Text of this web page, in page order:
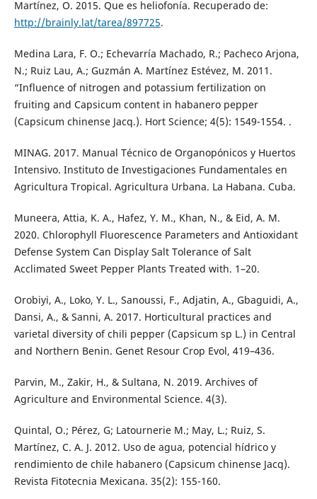
Martínez, O. 2015. Que es heliofonía. Recuperado de:
http://brainly.lat/tarea/897725.
Medina Lara, F. O.; Echevarría Machado, R.; Pacheco Arjona,
N.; Ruiz Lau, A.; Guzmán A. Martínez Estévez, M. 2011.
“Influence of nitrogen and potassium fertilization on
fruiting and Capsicum content in habanero pepper
(Capsicum chinense Jacq.). Hort Science; 4(5): 1549-1554. .
MINAG. 2017. Manual Técnico de Organopónicos y Huertos
Intensivo. Instituto de Investigaciones Fundamentales en
Agricultura Tropical. Agricultura Urbana. La Habana. Cuba.
Muneera, Attia, K. A., Hafez, Y. M., Khan, N., & Eid, A. M.
2020. Chlorophyll Fluorescence Parameters and Antioxidant
Defense System Can Display Salt Tolerance of Salt
Acclimated Sweet Pepper Plants Treated with. 1–20.
Orobiyi, A., Loko, Y. L., Sanoussi, F., Adjatin, A., Gbaguidi, A.,
Dansi, A., & Sanni, A. 2017. Horticultural practices and
varietal diversity of chili pepper (Capsicum sp L.) in Central
and Northern Benin. Genet Resour Crop Evol, 419–436.
Parvin, M., Zakir, H., & Sultana, N. 2019. Archives of
Agriculture and Environmental Science. 4(3).
Quintal, O.; Pérez, G; Latournerie M.; May, L.; Ruiz, S.
Martínez, C. A. J. 2012. Uso de agua, potencial hídrico y
rendimiento de chile habanero (Capsicum chinense Jacq).
Revista Fitotecnia Mexicana. 35(2): 155-160.